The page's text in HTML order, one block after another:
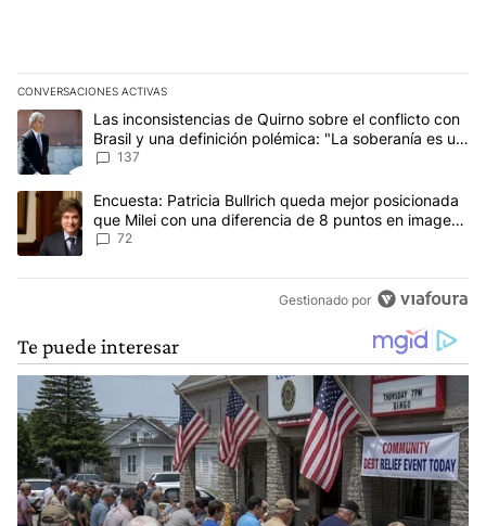
CONVERSACIONES ACTIVAS
Este listado muestra los artículos con más comentarios en los
Un artículo de tendencia con el título "Las inconsistencias de
Las inconsistencias de Quirno sobre el conflicto con
Brasil y una definición polémica: "La soberanía es un
concepto antiguo"
137
Un artículo de tendencia con el título "Encuesta: Patricia
Encuesta: Patricia Bullrich queda mejor posicionada
que Milei con una diferencia de 8 puntos en imagen
negativa
72
Gestionado por